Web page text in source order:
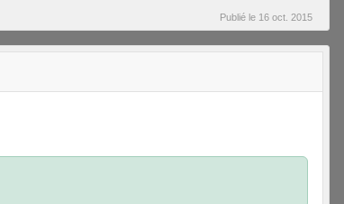
Publié le 16 oct. 2015